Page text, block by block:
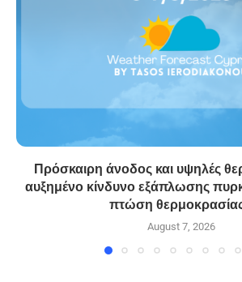
Πρόσκαιρη άνοδος και υψηλές
αυξημένο κίνδυνο εξάπλωσης
πτώση
August 7, 2026